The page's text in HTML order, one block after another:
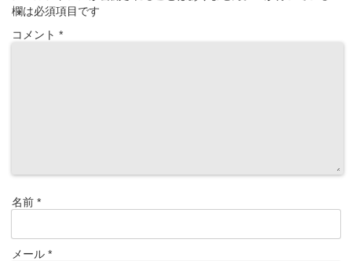
欄は必須項目です
コメント *
名前 *
メール *